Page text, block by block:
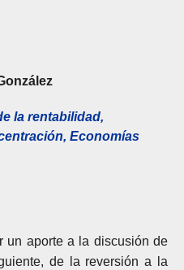
la rentabilidad,
Economías
un aporte a la discusión de
de la reversión a la